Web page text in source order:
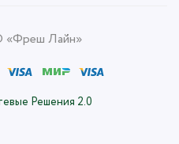
Лайн»
Решения 2.0